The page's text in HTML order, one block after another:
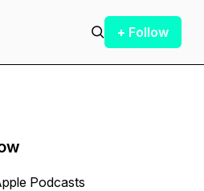
+ Follow
Podcasts